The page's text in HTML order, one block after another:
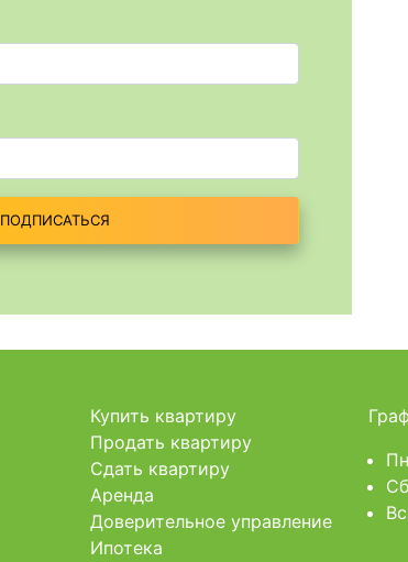
ПОДПИСАТЬСЯ
Купить квартиру
Продать квартиру
Сдать квартиру
Аренда
Доверительное управление
Ипотека